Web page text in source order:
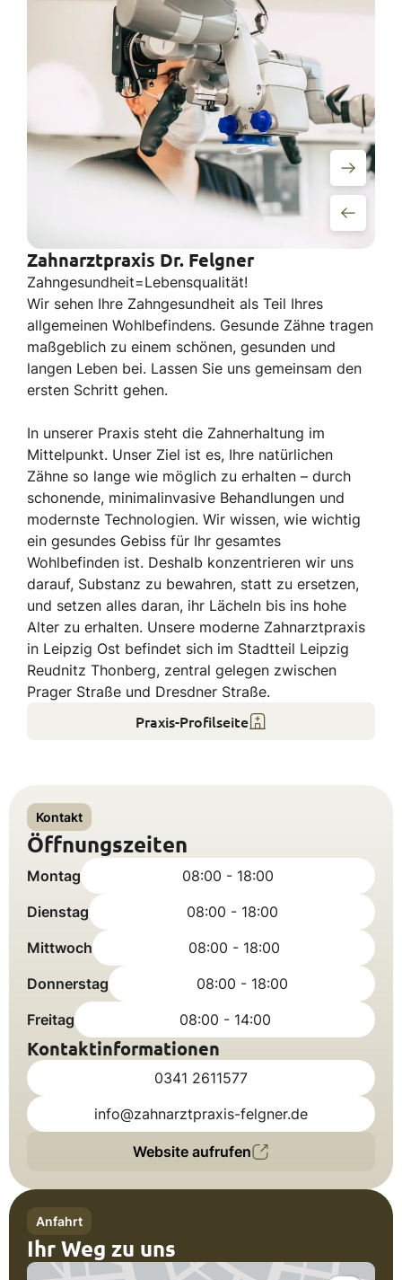
Zahnarztpraxis Dr. Felgner
Zahngesundheit=Lebensqualität!
Wir sehen Ihre Zahngesundheit als Teil Ihres
allgemeinen Wohlbefindens. Gesunde Zähne tragen
maßgeblich zu einem schönen, gesunden und
langen Leben bei. Lassen Sie uns gemeinsam den
ersten Schritt gehen.
In unserer Praxis steht die Zahnerhaltung im
Mittelpunkt. Unser Ziel ist es, Ihre natürlichen
Zähne so lange wie möglich zu erhalten – durch
schonende, minimalinvasive Behandlungen und
modernste Technologien. Wir wissen, wie wichtig
ein gesundes Gebiss für Ihr gesamtes
Wohlbefinden ist. Deshalb konzentrieren wir uns
darauf, Substanz zu bewahren, statt zu ersetzen,
und setzen alles daran, ihr Lächeln bis ins hohe
Alter zu erhalten. Unsere moderne Zahnarztpraxis
in Leipzig Ost befindet sich im Stadtteil Leipzig
Reudnitz Thonberg, zentral gelegen zwischen
Prager Straße und Dresdner Straße.
Praxis-Profilseite
Kontakt
Öffnungszeiten
Montag
08:00 - 18:00
Dienstag
08:00 - 18:00
Mittwoch
08:00 - 18:00
Donnerstag
08:00 - 18:00
Freitag
08:00 - 14:00
Kontaktinformationen
0341 2611577
info@zahnarztpraxis-felgner.de
Website aufrufen
Anfahrt
Ihr Weg zu uns